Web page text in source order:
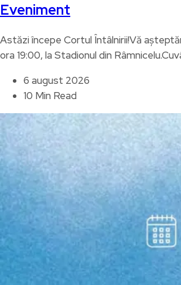
Eveniment
Astăzi începe Cortul Întâlnirii!Vă
ora 19:00, la Stadionul din
6 august 2026
10 Min Read